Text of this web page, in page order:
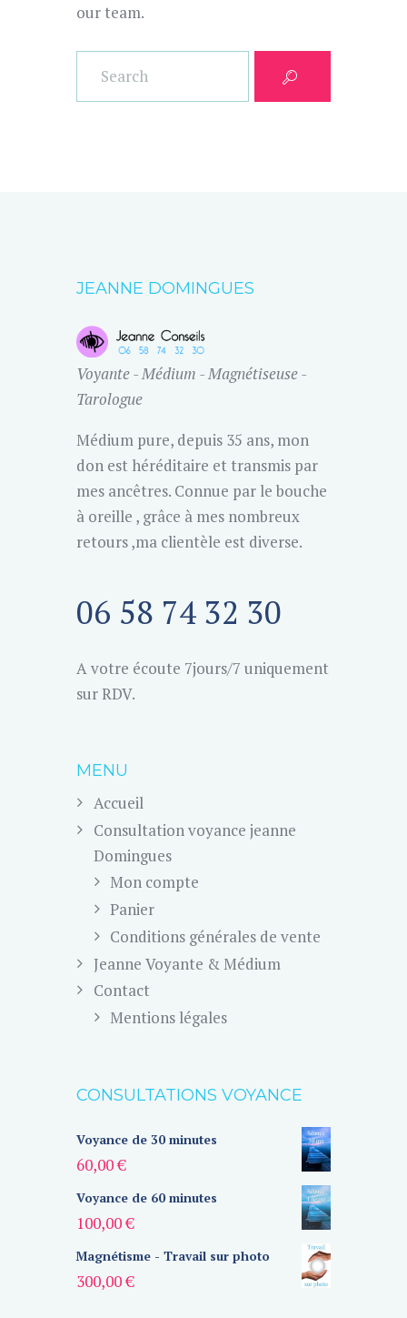
our team.
JEANNE DOMINGUES
Voyante - Médium - Magnétiseuse -
Tarologue
Médium pure, depuis 35 ans, mon
don est héréditaire et transmis par
mes ancêtres. Connue par le bouche
à oreille , grâce à mes nombreux
retours ,ma clientèle est diverse.
06 58 74 32 30
A votre écoute 7jours/7 uniquement
sur RDV.
MENU
Accueil
Consultation voyance jeanne
Domingues
Mon compte
Panier
Conditions générales de vente
Jeanne Voyante & Médium
Contact
Mentions légales
CONSULTATIONS VOYANCE
Voyance de 30 minutes
60,00€
Voyance de 60 minutes
100,00€
Magnétisme - Travail sur photo
300,00€